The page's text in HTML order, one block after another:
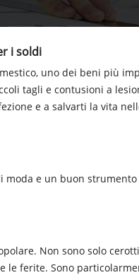
i soldi
uno dei beni più
tagli e contusioni a
e a salvarti la vita
e un buon
Non sono solo
le ferite. Sono